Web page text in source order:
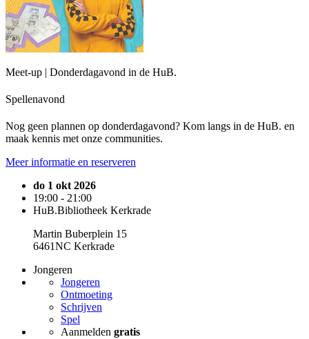
Meet-up | Donderdagavond in de HuB.
Spellenavond
Nog geen plannen op donderdagavond? Kom langs in de HuB. en
maak kennis met onze communities.
Meer informatie en reserveren
do 1 okt 2026
19:00 - 21:00
HuB.Bibliotheek Kerkrade
Martin Buberplein 15
6461NC Kerkrade
Jongeren
Jongeren
Ontmoeting
Schrijven
Spel
Aanmelden gratis